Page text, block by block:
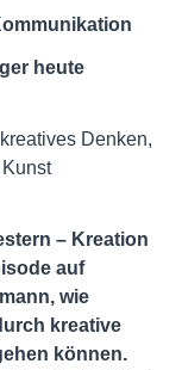
heute
Denken,
– Kreation
auf
wie
kreative
können.